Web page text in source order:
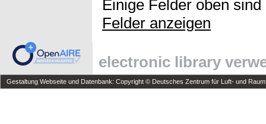
Einige Felder oben
Felder anzeigen
electronic library
Gestaltung Webseite und Datenbank: Copyright © Deutsches Zentrum für Luft- und